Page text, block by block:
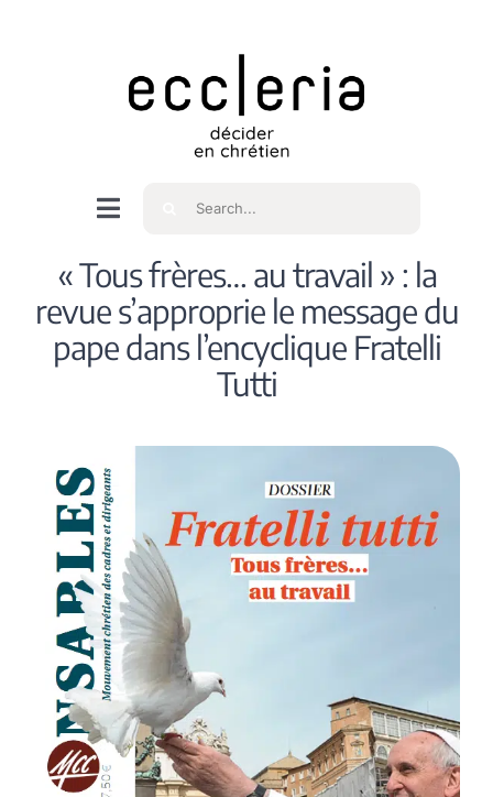
Navigation
bascule
Accueil
Qui sommes nous ?
Spiritualité
Membres
L’actu
Nous soutenir
La revue Responsables
Rechercher
« Tous frères… au travail » : la
revue s’approprie le message du
pape dans l’encyclique Fratelli
Tutti